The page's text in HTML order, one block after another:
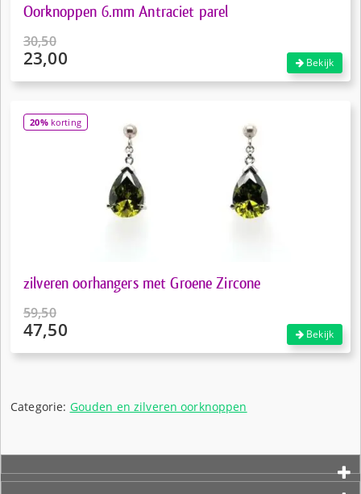
Oorknoppen 6.mm Antraciet parel
30,50
Oorspronkelijke
23,00
is:
€23,00.
Bekijk
20%korting
zilveren oorhangers met Groene Zircone
59,50
Oorspronkelijke
47,50
€47,50.
Bekijk
Categorie: Gouden en zilveren oorknoppen